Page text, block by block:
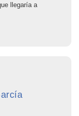
llegaría a